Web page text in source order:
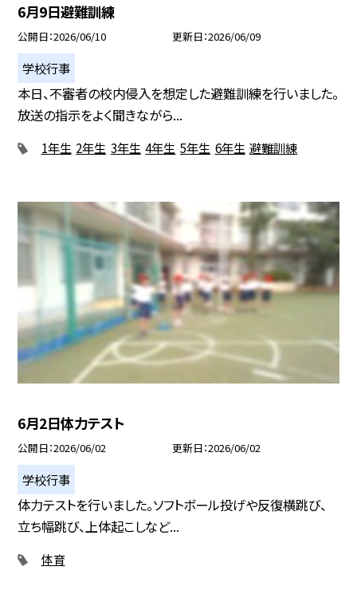
6月9日避難訓練
公開日 2026/06/10 更新日 2026/06/09
学校行事
本日、不審者の校内侵入を想定した避難訓練を行いました。
放送の指示をよく聞きながら...
1年生 2年生 3年生 4年生 5年生 6年生 避難訓練
6月2日体力テスト
公開日 2026/06/02 更新日 2026/06/02
学校行事
体力テストを行いました。ソフトボール投げや反復横跳び、
立ち幅跳び、上体起こしなど...
体育